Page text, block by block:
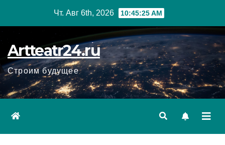
Чт. Авг 6th, 2026 10:45:26 AM
Artteatr24.ru
Строим будущее